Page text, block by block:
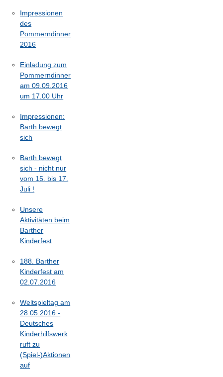
Impressionen
des
Pommerndinner
2016
Einladung zum
Pommerndinner
am 09.09.2016
um 17.00 Uhr
Impressionen:
Barth bewegt
sich
Barth bewegt
sich - nicht nur
vom 15. bis 17.
Juli !
Unsere
Aktivitäten beim
Barther
Kinderfest
188. Barther
Kinderfest am
02.07.2016
Weltspieltag am
28.05.2016 -
Deutsches
Kinderhilfswerk
ruft zu
(Spiel-)Aktionen
auf